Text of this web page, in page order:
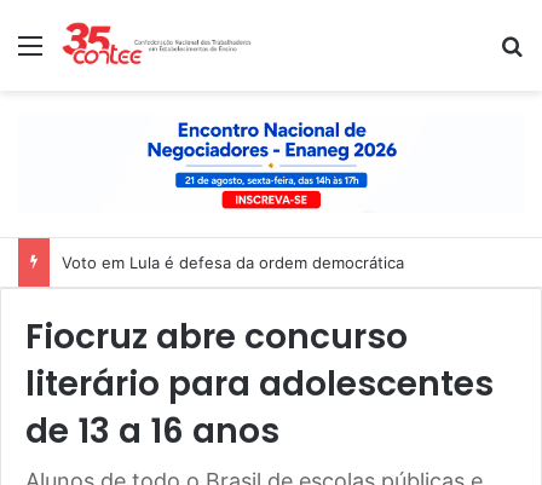
Menu
Voto em Lula é defesa da ordem democrática
Fiocruz abre concurso
literário para adolescentes
de 13 a 16 anos